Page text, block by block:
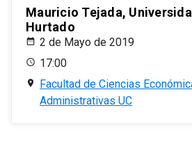
Mauricio Tejada,
Hurtado
2 de Mayo de 2019
17:00
Facultad de Ciencias
Administrativas UC